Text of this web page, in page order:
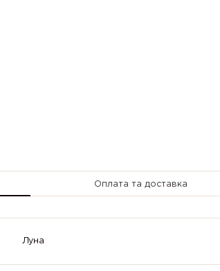
Оплата та доставка
Луна